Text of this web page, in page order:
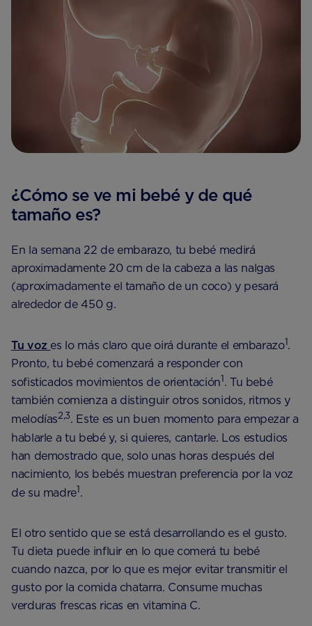
¿Cómo se ve mi bebé y de qué
tamaño es?
En la semana 22 de embarazo, tu bebé medirá
aproximadamente 20 cm de la cabeza a las nalgas
(aproximadamente el tamaño de un coco) y pesará
alrededor de 450 g.
Tu voz es lo más claro que oirá durante el embarazo1.
Pronto, tu bebé comenzará a responder con
sofisticados movimientos de orientación1. Tu bebé
también comienza a distinguir otros sonidos, ritmos y
melodías2,3. Este es un buen momento para empezar a
hablarle a tu bebé y, si quieres, cantarle. Los estudios
han demostrado que, solo unas horas después del
nacimiento, los bebés muestran preferencia por la voz
de su madre1.
El otro sentido que se está desarrollando es el gusto.
Tu dieta puede influir en lo que comerá tu bebé
cuando nazca, por lo que es mejor evitar transmitir el
gusto por la comida chatarra. Consume muchas
verduras frescas ricas en vitamina C.